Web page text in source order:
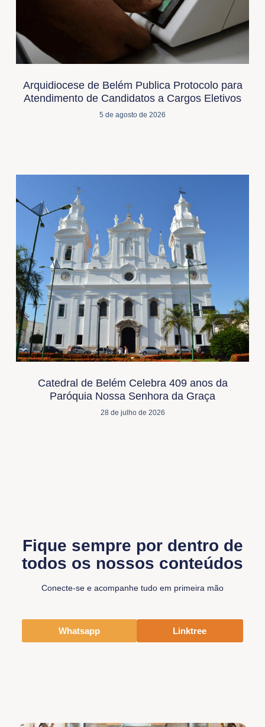
Arquidiocese de Belém Publica Protocolo para
Atendimento de Candidatos a Cargos Eletivos
5 de agosto de 2026
Catedral de Belém Celebra 409 anos da
Paróquia Nossa Senhora da Graça
28 de julho de 2026
Fique sempre por dentro de
todos os nossos conteúdos
Conecte-se e acompanhe tudo em primeira mão
Whatsapp Linktree